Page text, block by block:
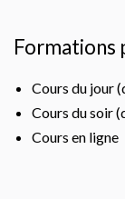
Formations
Cours du jour
Cours du soir
Cours en ligne